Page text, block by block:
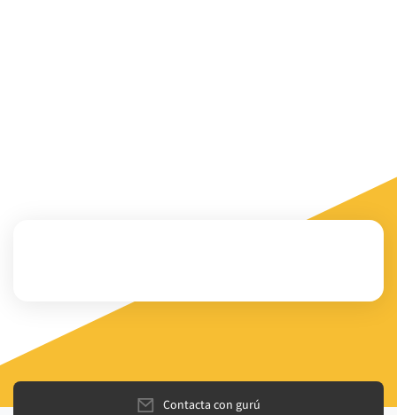
Contacta con gurú